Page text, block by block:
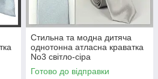
Стильна та модна дитяча
однотонна атласна краватка
No3 світло-сіра
Готово до відправки